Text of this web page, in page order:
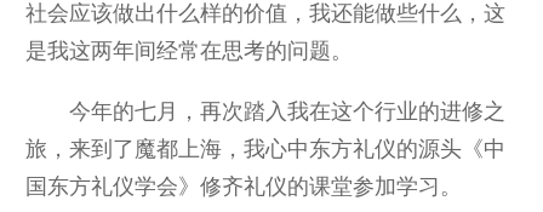
社会应该做出什么样的价值，我还能做些什么，这
是我这两年间经常在思考的问题。
今年的七月，再次踏入我在这个行业的进修之
旅，来到了魔都上海，我心中东方礼仪的源头《中
国东方礼仪学会》修齐礼仪的课堂参加学习。